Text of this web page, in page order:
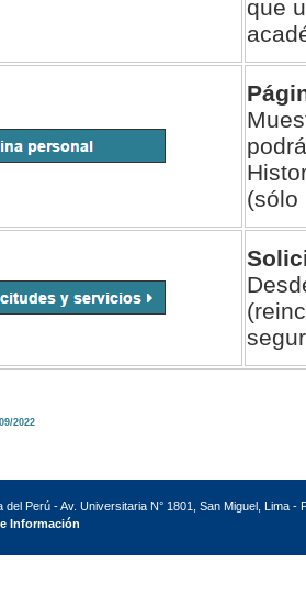
que
(sólo
2022
Perú - Av. Universitaria N° 1801, San Miguel, Lima -
Información